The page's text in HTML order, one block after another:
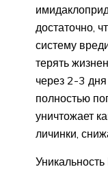
достаточно,
систему
терять
через 2-3
полностью
уничтожает
личинки,